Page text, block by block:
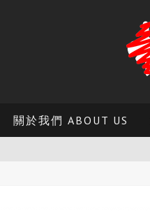
關於我們 ABOUT US